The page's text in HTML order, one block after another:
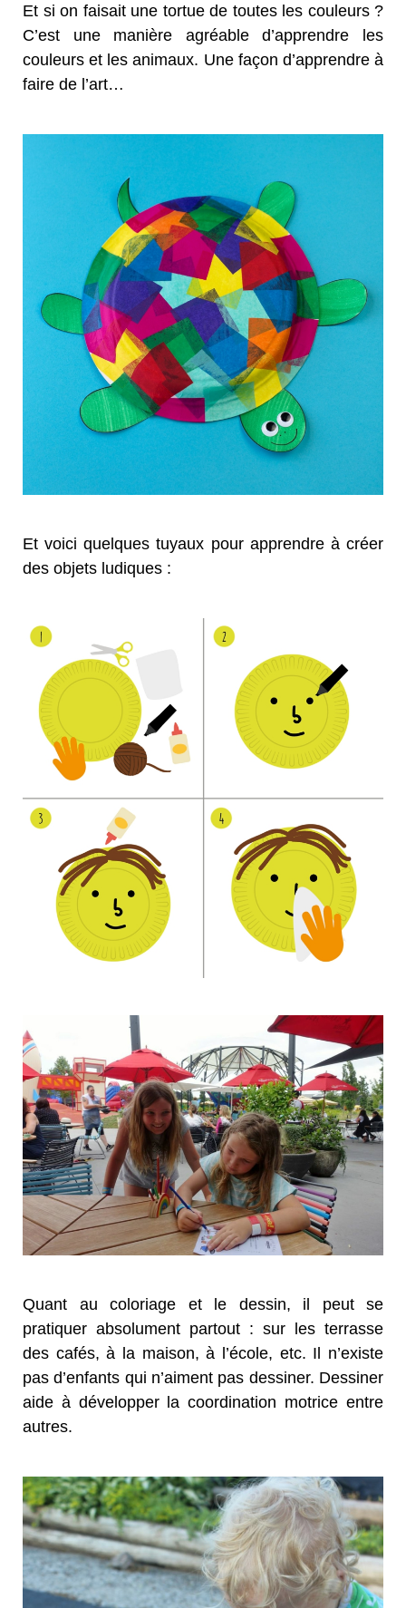
Et si on faisait une tortue de toutes les couleurs ?
C’est une manière agréable d’apprendre les
couleurs et les animaux. Une façon d’apprendre à
faire de l’art…
Et voici quelques tuyaux pour apprendre à créer
des objets ludiques :
Quant au coloriage et le dessin, il peut se
pratiquer absolument partout : sur les terrasse
des cafés, à la maison, à l’école, etc. Il n’existe
pas d’enfants qui n’aiment pas dessiner. Dessiner
aide à développer la coordination motrice entre
autres.